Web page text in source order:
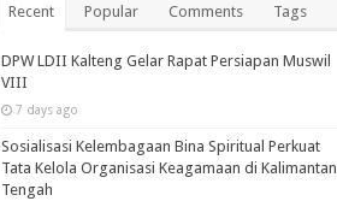
Recent Popular Comments Tags
DPW LDII Kalteng Gelar Rapat Persiapan Muswil
VIII
7 days ago
Sosialisasi Kelembagaan Bina Spiritual Perkuat
Tata Kelola Organisasi Keagamaan di Kalimantan
Tengah